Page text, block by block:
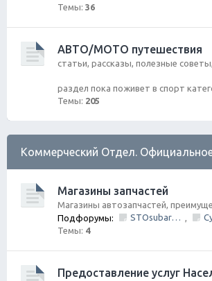
Темы: 36
АВТО/МОТО путешествия
статьи, рассказы, полезные
раздел пока поживет в спорт
Темы: 205
Коммерческий Отдел. Официальное расположение
Магазины запчастей
Магазины автозапчастей,
Подфорумы:
STOsubaru.COM Интернет-магазин (на Севере Города) ,
СубаруМир - в
Темы: 4
Предоставление услуг